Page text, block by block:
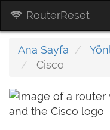
RouterReset
Ana Sayfa
Cisco